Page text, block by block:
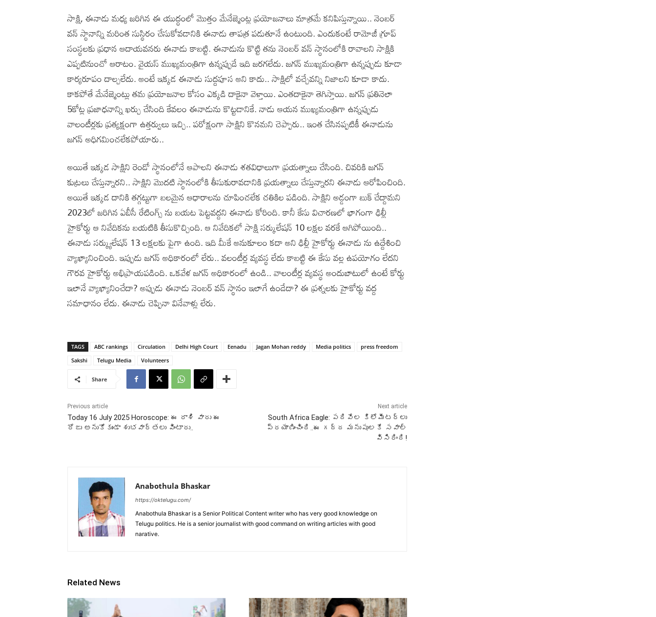
సాక్షి, ఈనాడు మధ్య జరిగిన ఈ యుద్ధంలో మొత్తం మేనేజ్మెంట్ల ప్రయోజనాలు మాత్రమే కనిపిస్తున్నాయి.. నెంబర్
వన్ స్థానాన్ని మరింత సుస్థిరం చేసుకోవడానికి ఈనాడు తాపత్ర పడుతూనే ఉంటుంది. ఎందుకంటే రామోజీ గ్రూప్
సంస్థలకు ప్రధాన ఆదాయవనరు ఈనాడు కాబట్టి. ఈనాడును కొట్టి తను నెంబర్ వన్ స్థానంలోకి రావాలని సాక్షికి
ఎప్పటినుంచో ఆరాటం. వైయస్ ముఖ్యమంత్రిగా ఉన్నప్పుడే ఇది జరగలేదు. జగన్ ముఖ్యమంత్రిగా ఉన్నప్పుడు కూడా
కార్యరూపం దాల్చలేదు. అంటే ఇక్కడ ఈనాడు సుద్దపూస అని కాదు.. సాక్షిలో వచ్చేవన్ని నిజాలని కూడా కాదు.
కాకపోతే మేనేజ్మెంట్లు తమ ప్రయోజనాల కోసం ఎక్కడి దాకైనా వెళ్తాయి. ఎంతదాకైనా తెగిస్తాయి. జగన్ ప్రతినెలా
5కోట్ల ప్రజాధనాన్ని ఖర్చు చేసింది కేవలం ఈనాడును కొట్టడానికే. నాడు ఆయన ముఖ్యమంత్రిగా ఉన్నప్పుడు
వాలంటీర్లకు ప్రత్యక్షంగా ఉత్తర్వులు ఇచ్చి.. పరోక్షంగా సాక్షిని కొనమని చెప్పారు.. ఇంత చేసినప్పటికీ ఈనాడును
జగన్ అధిగమించలేకపోయారు..
అయితే ఇక్కడ సాక్షిని రెండో స్థానంలోనే ఆపాలని ఈనాడు శతవిధాలుగా ప్రయత్నాలు చేసింది. చివరికి జగన్
కుట్రలు చేస్తున్నారని.. సాక్షిని మొదటి స్థానంలోకి తీసుకురావడానికి ప్రయత్నాలు చేస్తున్నారని ఈనాడు ఆరోపించింది.
అయితే ఇక్కడ దానికి తగ్గట్టుగా బలమైన ఆధారాలను చూపించలేక చతికిల పడింది. సాక్షిని అడ్డంగా బుక్ చేద్దామని
2023లో జరిగిన ఏబీసీ రేటింగ్స్ ను బయట పెట్టవద్దని ఈనాడు కోరింది. కానీ కేసు విచారణలో భాగంగా ఢిల్లీ
హైకోర్టు ఆ నివేదికను బయటికి తీసుకొచ్చింది. ఆ నివేదికలో సాక్షి సర్కులేషన్ 10 లక్షల వరకే ఆగిపోయింది..
ఈనాడు సర్క్యులేషన్ 13 లక్షలకు పైగా ఉంది. ఇది మీకే అనుకూలం కదా అని ఢిల్లీ హైకోర్టు ఈనాడు ను ఉద్దేశించి
వ్యాఖ్యానించింది. ఇప్పుడు జగన్ అధికారంలో లేరు.. వలంటీర్ల వ్యవస్థ లేదు కాబట్టి ఈ కేసు వల్ల ఉపయోగం లేదని
గౌరవ హైకోర్టు అభిప్రాయపడింది. ఒకవేళ జగన్ అధికారంలో ఉండి.. వాలంటీర్ల వ్యవస్థ అందుబాటులో ఉంటే కోర్టు
ఇలానే వ్యాఖ్యానించేదా? అప్పుడు ఈనాడు నెంబర్ వన్ స్థానం ఇలాగే ఉండేదా? ఈ ప్రశ్నలకు హైకోర్టు వద్ద
సమాధానం లేదు. ఈనాడు చెప్పినా వినేవాళ్లు లేరు.
TAGS ABC rankings Circulation Delhi High Court Eenadu Jagan Mohan reddy Media politics
press freedom
Sakshi
Telugu Media Volunteers
Share
Previous article
Today 16 July 2025 Horoscope: ఈ రాశి వారు ఈ
రోజు అనుకోకుండా శుభవార్తలు వింటారు..
Next article
South Africa Eagle: పదివేల కిలోమీటర్లు
ప్రయాణించింది..ఈ గద్ద మనుషులకే సవాల్
విసిరింది!
Anabothula Bhaskar
https://oktelugu.com/
Anabothula Bhaskar is a Senior Political Content writer who has very good knowledge on
Telugu politics. He is a senior journalist with good command on writing articles with good
narative.
Related News